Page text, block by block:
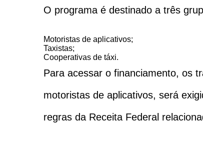
O programa é destinado a três
Motoristas de aplicativos;
Taxistas;
Cooperativas de táxi.
Para acessar o financiamento, os
motoristas de aplicativos, será
regras da Receita Federal